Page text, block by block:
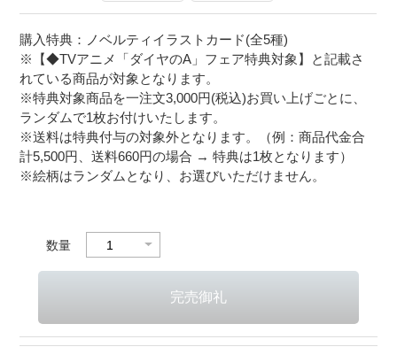
購入特典：ノベルティイラストカード(全5種)
※【◆TVアニメ「ダイヤのA」フェア特典対象】と記載さ
れている商品が対象となります。
※特典対象商品を一注文3,000円(税込)お買い上げごとに、
ランダムで1枚お付けいたします。
※送料は特典付与の対象外となります。（例：商品代金合
計5,500円、送料660円の場合 → 特典は1枚となります）
※絵柄はランダムとなり、お選びいただけません。
数量